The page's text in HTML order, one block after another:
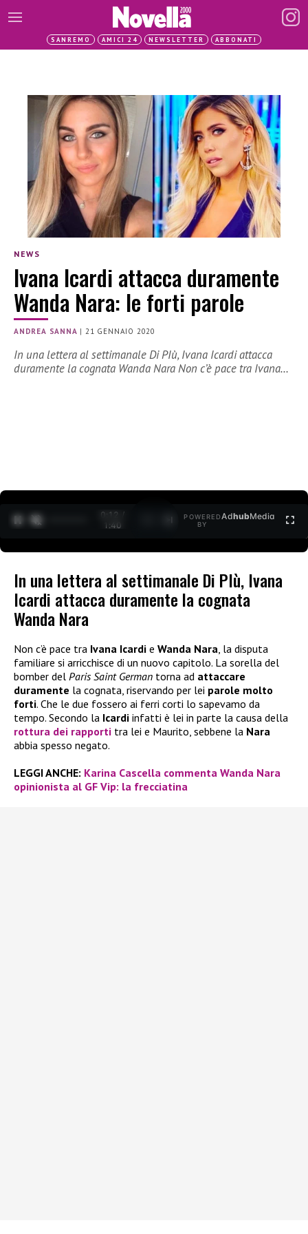
SANREMO AMICI 24 NEWSLETTER ABBONATI
NEWS
Ivana Icardi attacca duramente
Wanda Nara: le forti parole
ANDREA SANNA |21 GENNAIO 2020
In una lettera al settimanale Di PIù, Ivana Icardi attacca
duramente la cognata Wanda Nara Non c’è pace tra Ivana…
0:12 /
1:40
POWERED
BY
AdhubMedia
In una lettera al settimanale Di PIù, Ivana
Icardi attacca duramente la cognata
Wanda Nara
Non c’è pace tra Ivana Icardi e Wanda Nara, la disputa
familiare si arricchisce di un nuovo capitolo. La sorella del
bomber del Paris Saint German torna ad attaccare
duramente la cognata, riservando per lei parole molto
forti. Che le due fossero ai ferri corti lo sapevamo da
tempo. Secondo la Icardi infatti è lei in parte la causa della
rottura dei rapporti tra lei e Maurito, sebbene la Nara
abbia spesso negato.
LEGGI ANCHE: Karina Cascella commenta Wanda Nara
opinionista al GF Vip: la frecciatina